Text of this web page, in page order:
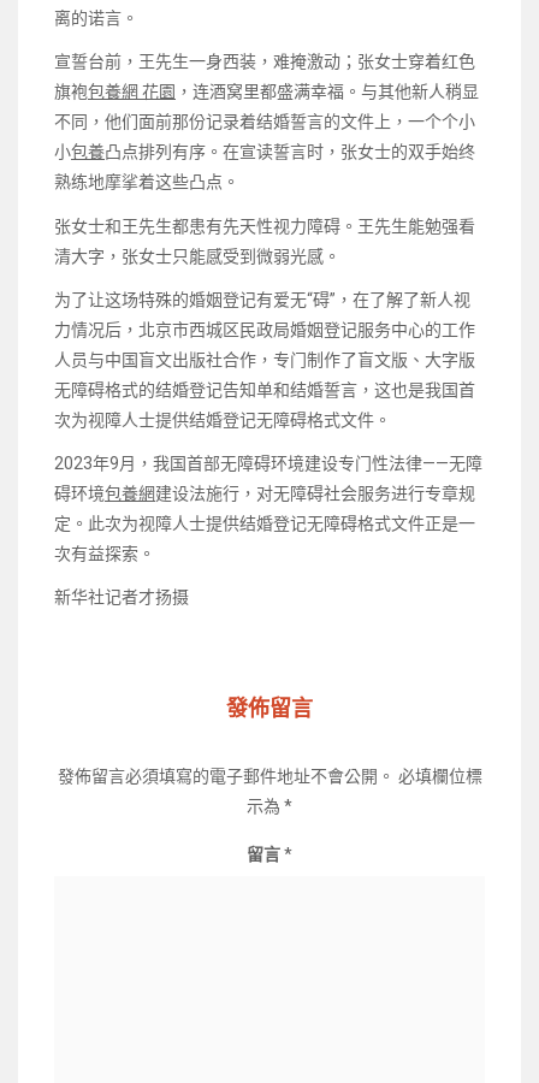
离的诺言。
宣誓台前，王先生一身西装，难掩激动；张女士穿着红色
旗袍包養網 花園 ，连酒窝里都盛满幸福。与其他新人稍显
不同，他们面前那份记录着结婚誓言的文件上，一个个小
小包養凸点排列有序。在宣读誓言时，张女士的双手始终
熟练地摩挲着这些凸点。
张女士和王先生都患有先天性视力障碍。王先生能勉强看
清大字，张女士只能感受到微弱光感。
为了让这场特殊的婚姻登记有爱无“碍”，在了解了新人视
力情况后，北京市西城区民政局婚姻登记服务中心的工作
人员与中国盲文出版社合作，专门制作了盲文版、大字版
无障碍格式的结婚登记告知单和结婚誓言，这也是我国首
次为视障人士提供结婚登记无障碍格式文件。
2023年9月，我国首部无障碍环境建设专门性法律——无障
碍环境包養網建设法施行，对无障碍社会服务进行专章规
定。此次为视障人士提供结婚登记无障碍格式文件正是一
次有益探索。
新华社记者才扬摄
發佈留言
發佈留言必須填寫的電子郵件地址不會公開。 必填欄位標
示為 *
留言*